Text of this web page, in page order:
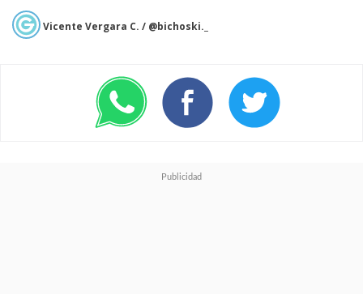
Vicente Vergara C. / @bichoski._